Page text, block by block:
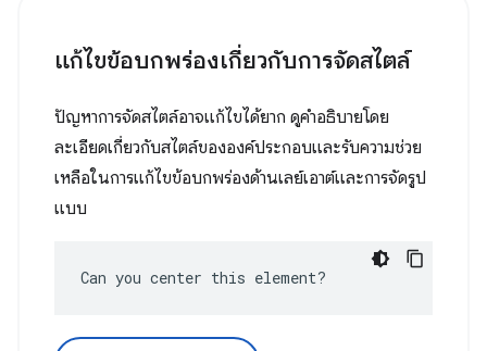
แก้ไขข้อบกพร่องเกี่ยวกับการจัดสไตล์
ปัญหาการจัดสไตล์อาจแก้ไขได้ยาก ดูคำอธิบายโดย
ละเอียดเกี่ยวกับสไตล์ขององค์ประกอบและรับความช่วย
เหลือในการแก้ไขข้อบกพร่องด้านเลย์เอาต์และการจัดรูป
แบบ
Can you center this element?